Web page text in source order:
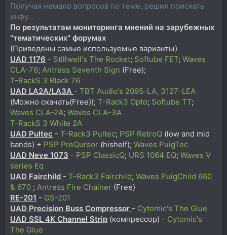
Получая немало вопросов по теме, решил поискать
инфу...
По результатам мониторинга мнений на зарубежных
"тематических" форумах
(Приведены самые используемые варианты)
UAD 1176 - Stillwell's The Rocket; Softube FET; Waves
CLA-76; Antress Seventh Sign (Free);
T-RackS 3 Black 76
UAD LA2A/LA3A - TBT Audio's 2095-LA, 3127-LEA
(Можно скачать(Free)); T-Rack3 Opto; Softube TT;
Waves CLA-2A; Waves CLA-3A
T-RackS 3 White 2A
UAD Pultec - T-Rack3 Pultec; PSP RetroQ (low and mid
bands) + PSP PreQursor (hishelf); Waves PuigTec
UAD Neve 1073 - PSP ClassicQ; URS 1064 EQ; Waves V
series Eq
UAD Fairchild - T-Rack3 Fairchild; Waves PuigChild 660
& 670 ; Antress Fire Chainer (Free)
RE-201 - GS-201
UAD Precision Buss Compressor - Cytomic's The Glue
UAD SSL 4K Channel Strip (компрессор) - Cytomic's
The Glue